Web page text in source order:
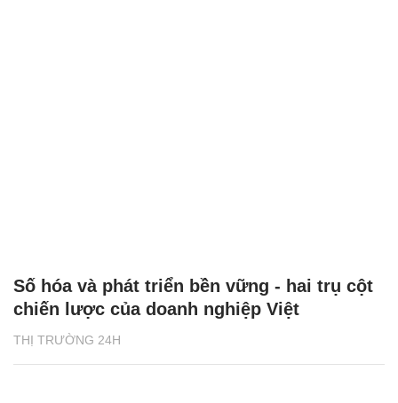
THỊ TRƯỜNG 24H
Số hóa và phát triển bền vững - hai trụ cột
chiến lược của doanh nghiệp Việt